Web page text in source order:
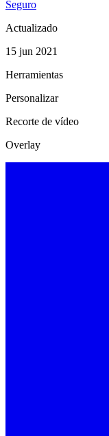
Seguro
Actualizado
15 jun 2021
Herramientas
Personalizar
Recorte de vídeo
Overlay